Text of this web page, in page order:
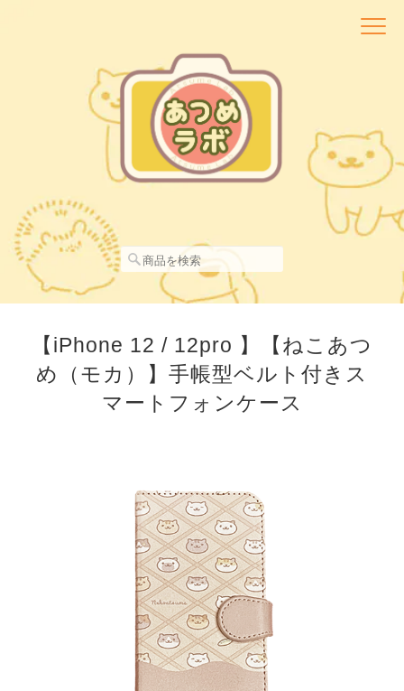
【iPhone 12 / 12pro 】【ねこあつ
め（モカ）】手帳型ベルト付きス
マートフォンケース